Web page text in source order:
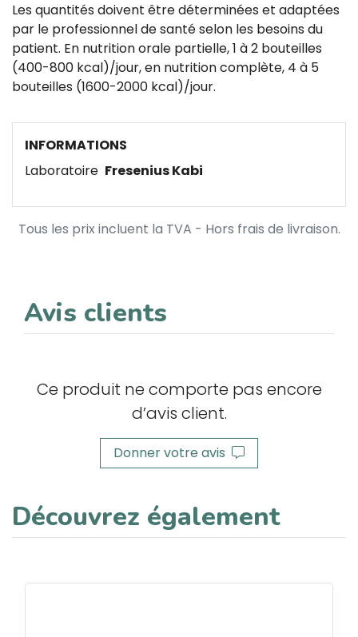
Les quantités doivent être déterminées et adaptées
par le professionnel de santé selon les besoins du
patient. En nutrition orale partielle, 1 à 2 bouteilles
(400-800 kcal)/jour, en nutrition complète, 4 à 5
bouteilles (1600-2000 kcal)/jour.
INFORMATIONS
Laboratoire Fresenius Kabi
Tous les prix incluent la TVA - Hors frais de livraison.
Avis clients
Ce produit ne comporte pas encore
d’avis client.
Donner votre avis
Découvrez également